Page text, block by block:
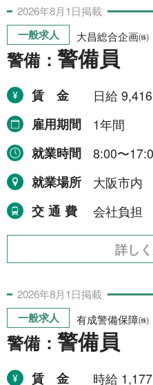
京都府
奈良県
和歌山県
東海地方
愛知県
三重県
四国地方
愛媛県
より詳細
2026年8月1日掲載
一般求人 大昌総合企画㈱
警備： 警備員
賃金
日給
雇用期間
1年間
就業時間
8:00〜
就業場所
大阪市内
交通費
会社負担
詳し
2026年8月1日掲載
一般求人 有成警備保障㈱
警備： 警備員
賃金 時給